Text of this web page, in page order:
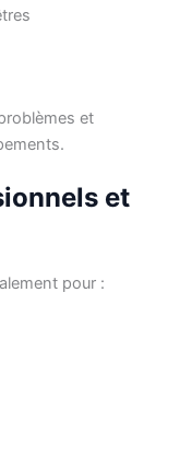
et
et
pour :